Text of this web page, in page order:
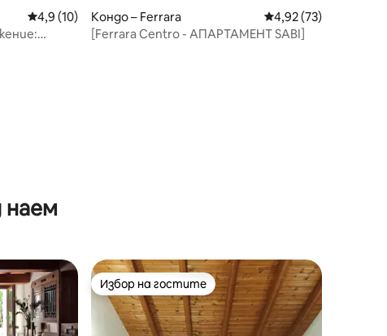
Средна оценка: 4,9 от 5, 10 отзива
4,9 (10)
Кондо – Ferrara Средна оценка:
4,92 (73)
[Ferrara Centro - АПАРТАМЕНТ SABI]
Избор на гостите
Избор на гостите